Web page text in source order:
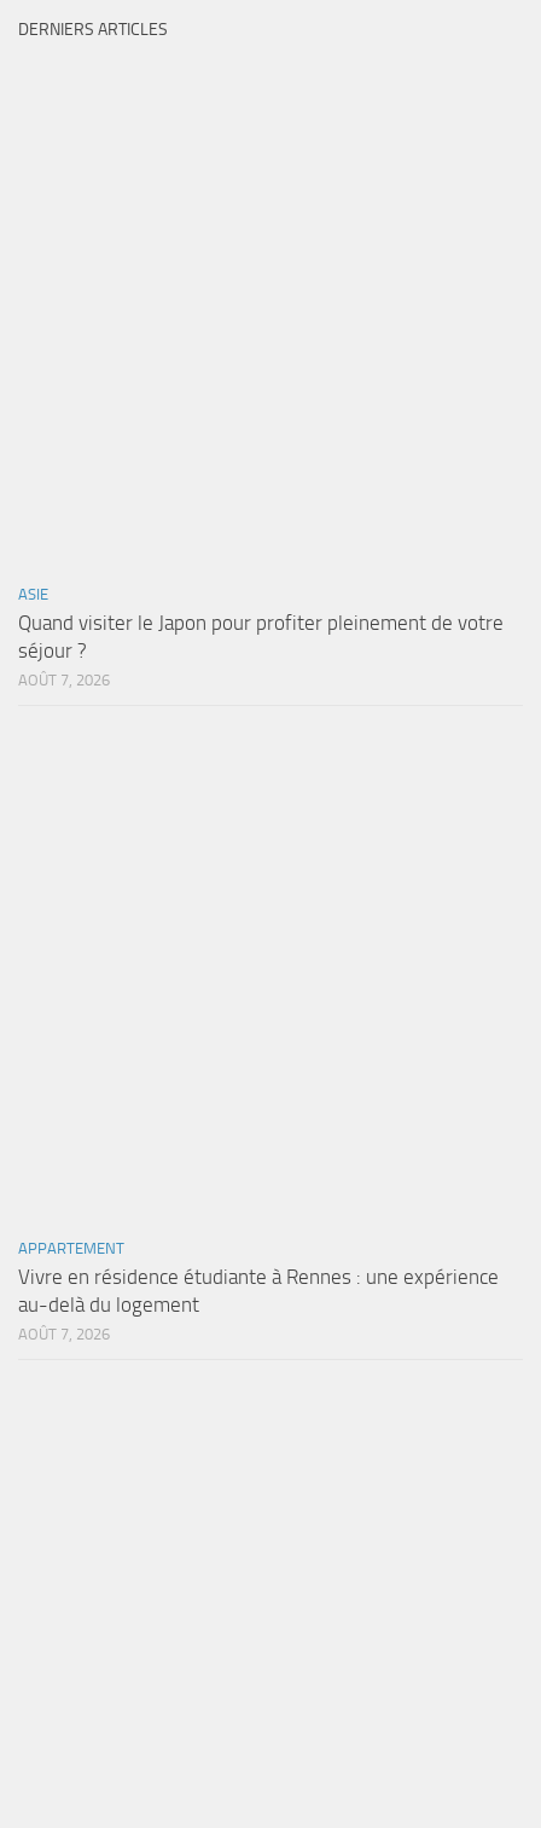
DERNIERS ARTICLES
ASIE
Quand visiter le Japon pour profiter pleinement de votre
séjour ?
AOÛT 7, 2026
APPARTEMENT
Vivre en résidence étudiante à Rennes : une expérience
au-delà du logement
AOÛT 7, 2026